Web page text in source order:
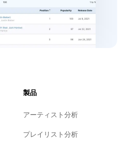
製品
アーティスト分析
プレイリスト分析